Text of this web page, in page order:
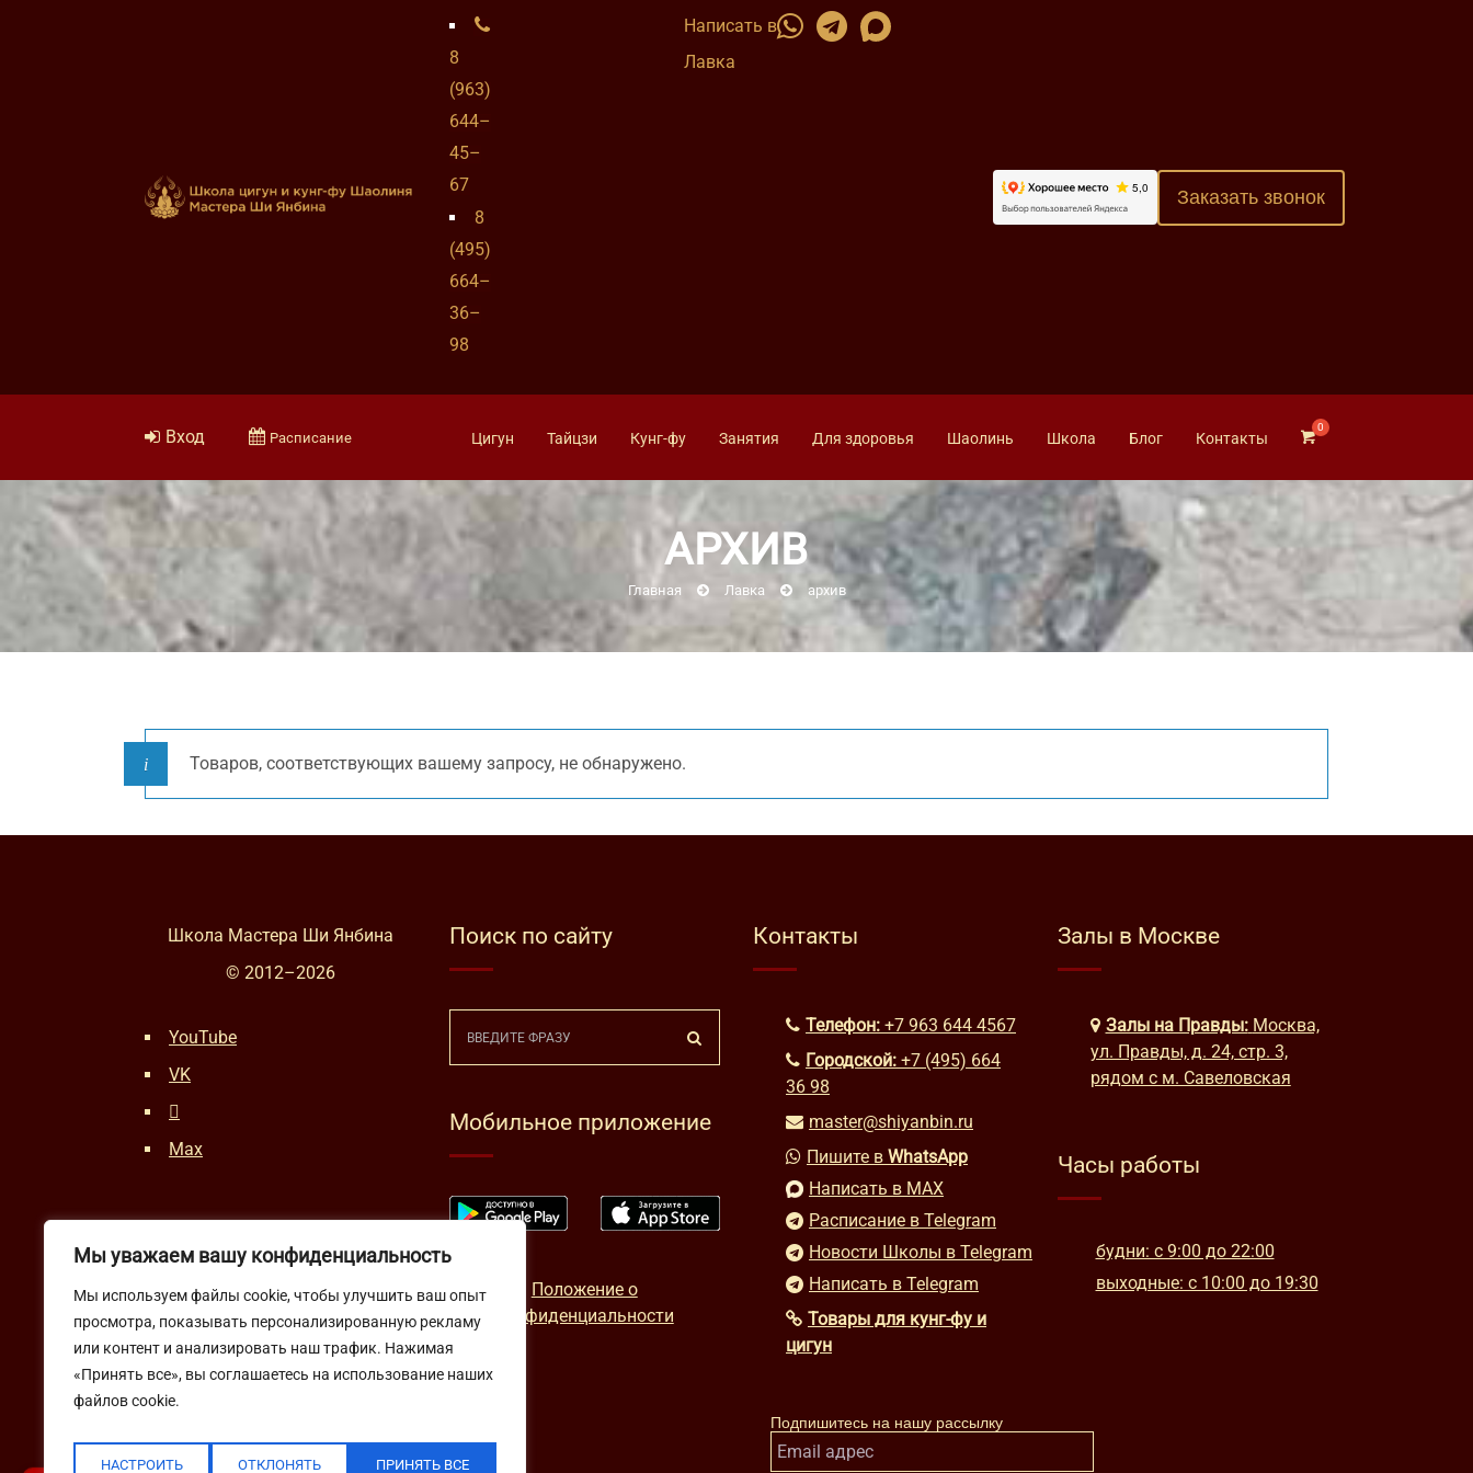
Мы уважаем вашу конфиденциальность
Мы используем файлы cookie, чтобы улучшить ваш опыт
просмотра, показывать персонализированную рекламу
или контент и анализировать наш трафик. Нажимая
«Принять все», вы соглашаетесь на использование наших
файлов cookie.
НАСТРОИТЬ ОТКЛОНЯТЬ ПРИНЯТЬ ВСЕ
8
(963)
644–
45–
67
8
(495)
664–
36–
98
Написать в
Лавка
Заказать звонок
Вход Расписание Цигун Тайцзи Кунг-фу Занятия Для здоровья Шаолинь Школа Блог Контакты
АРХИВ
Главная Лавка архив
Товаров, соответствующих вашему запросу, не обнаружено.
Школа Мастера Ши Янбина
© 2012–2026
YouTube
VK
Max
Поиск по сайту
Мобильное приложение
Положение о
конфиденциальности
Контакты
Телефон: +7 963 644 4567
Городской: +7 (495) 664
36 98
master@shiyanbin.ru
Пишите в WhatsApp
Написать в MAX
Расписание в Telegram
Новости Школы в Telegram
Написать в Telegram
Товары для кунг-фу и
цигун
Залы в Москве
Залы на Правды: Москва,
ул. Правды, д. 24, стр. 3,
рядом с м. Савеловская
Часы работы
будни: с 9:00 до 22:00
выходные: с 10:00 до 19:30
Подпишитесь на нашу рассылку